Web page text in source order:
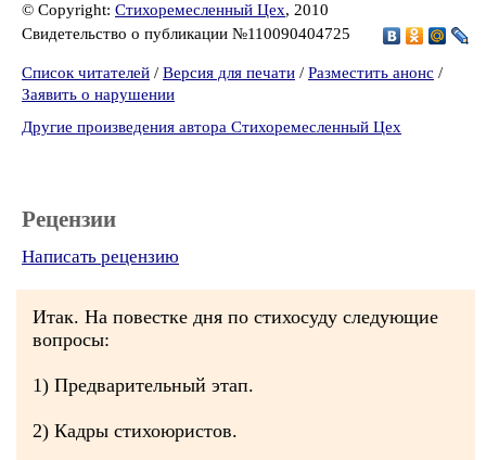
© Copyright: Стихоремесленный Цех, 2010
Свидетельство о публикации №110090404725
Список читателей / Версия для печати / Разместить анонс /
Заявить о нарушении
Другие произведения автора Стихоремесленный Цех
Рецензии
Написать рецензию
Итак. На повестке дня по стихосуду следующие
вопросы:
1) Предварительный этап.
2) Кадры стихоюристов.